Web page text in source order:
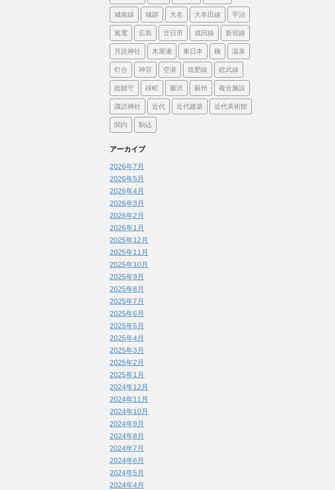
城南線 城跡 大名 大牟田線 宇治
嵐電 広島 廿日市 成田線 新宿線
月読神社 木屋瀬 東日本 橋 温泉
灯台 神宮 空港 筑肥線 総武線
総鎮守 緑町 藤沢 蘇州 複合施設
諏訪神社 近代 近代建築 近代美術館
関内 駒込
アーカイブ
2026年7月
2026年5月
2026年4月
2026年3月
2026年2月
2026年1月
2025年12月
2025年11月
2025年10月
2025年9月
2025年8月
2025年7月
2025年6月
2025年5月
2025年4月
2025年3月
2025年2月
2025年1月
2024年12月
2024年11月
2024年10月
2024年9月
2024年8月
2024年7月
2024年6月
2024年5月
2024年4月